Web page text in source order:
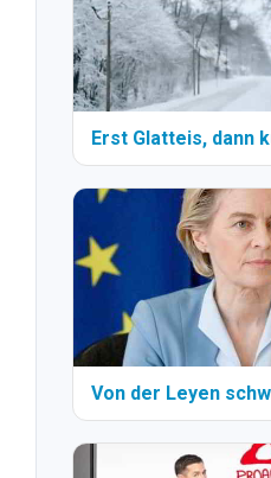
Erst Glatteis, dann
Von der Leyen